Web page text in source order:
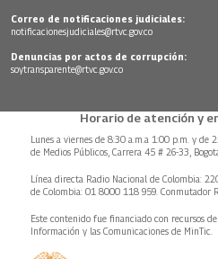
Correo de notificaciones judiciales:
notificacionesjudiciales@rtvc.gov.co
Denuncias por actos de corrupción:
soytransparente@rtvc.gov.co
Horario de atención y
Lunes a viernes de 8:30 a.m.a 1:00 p.m. y de
de Medios Públicos, Carrera 45 # 26-33,
Línea directa Radio Nacional de Colombia:
de Colombia: 01 8000 118 959. Conmutador
Este contenido fue financiado con recursos
Información y las Comunicaciones de MinTic.